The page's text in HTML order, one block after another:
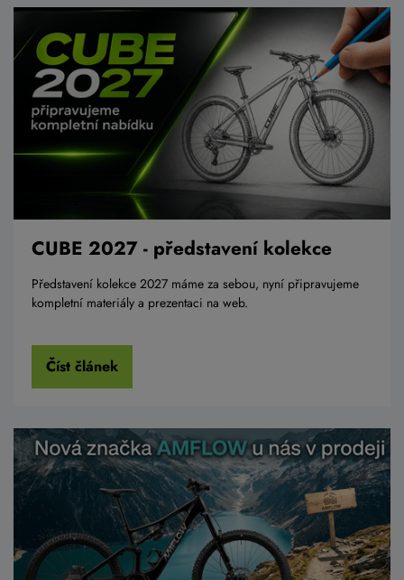
CUBE 2027 - představení kolekce
Představení kolekce 2027 máme za sebou, nyní připravujeme
kompletní materiály a prezentaci na web.
Číst článek